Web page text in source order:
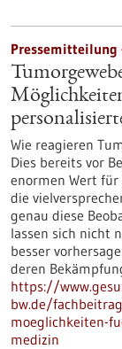
Pressemitteilung
Wie reagieren
Dies bereits vor
enormen Wert für
die
genau diese
lassen sich nicht
besser
deren
https://
bw.de/
moeglichkeiten-
medizin